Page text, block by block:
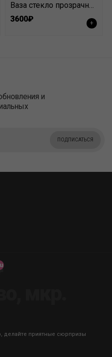
Ваза стекло прозрачная высокая
3600₽
+
и
ПОДПИСАТЬСЯ
делайте приятные сюрпризы